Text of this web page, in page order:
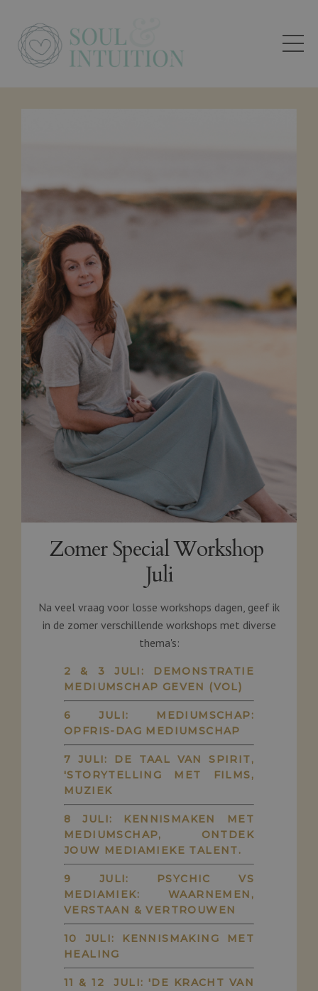
Zomer Special Workshop
Juli
Na veel vraag voor losse workshops dagen, geef ik
in de zomer verschillende workshops met diverse
thema's:
2 & 3 JULI: DEMONSTRATIE
MEDIUMSCHAP GEVEN (VOL)
6 JULI: MEDIUMSCHAP:
OPFRIS-DAG MEDIUMSCHAP
7 JULI: DE TAAL VAN SPIRIT,
'STORYTELLING MET FILMS,
MUZIEK
8 JULI: KENNISMAKEN MET
MEDIUMSCHAP, ONTDEK
JOUW MEDIAMIEKE TALENT.
9 JULI: PSYCHIC VS
MEDIAMIEK: WAARNEMEN,
VERSTAAN & VERTROUWEN
10 JULI: KENNISMAKING MET
HEALING
11 & 12 JULI: 'DE KRACHT VAN